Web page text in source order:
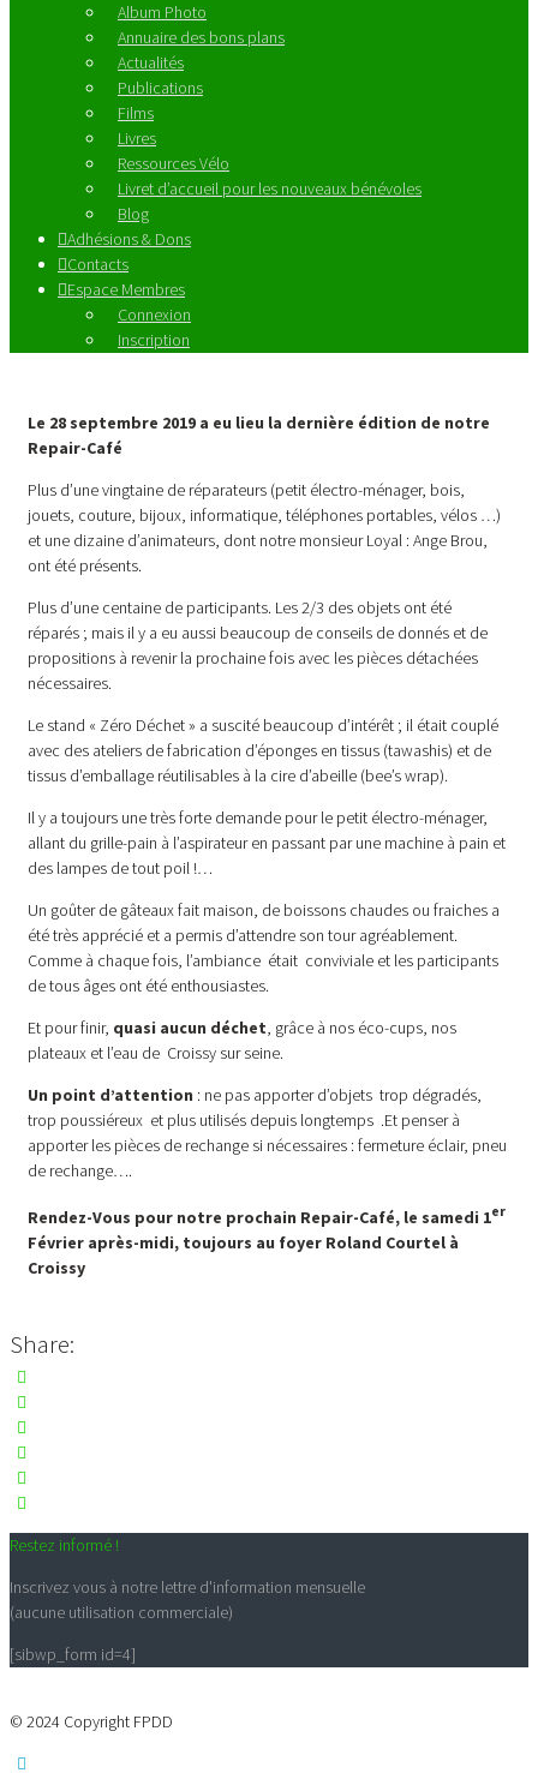
Album Photo
Annuaire des bons plans
Actualités
Publications
Films
Livres
Ressources Vélo
Livret d’accueil pour les nouveaux bénévoles
Blog
Adhésions & Dons
Contacts
Espace Membres
Connexion
Inscription
Le 28 septembre 2019 a eu lieu la dernière édition de notre
Repair-Café
Plus d’une vingtaine de réparateurs (petit électro-ménager, bois,
jouets, couture, bijoux, informatique, téléphones portables, vélos …)
et une dizaine d’animateurs, dont notre monsieur Loyal : Ange Brou,
ont été présents.
Plus d’une centaine de participants. Les 2/3 des objets ont été
réparés ; mais il y a eu aussi beaucoup de conseils de donnés et de
propositions à revenir la prochaine fois avec les pièces détachées
nécessaires.
Le stand « Zéro Déchet » a suscité beaucoup d’intérêt ; il était couplé
avec des ateliers de fabrication d’éponges en tissus (tawashis) et de
tissus d’emballage réutilisables à la cire d’abeille (bee’s wrap).
Il y a toujours une très forte demande pour le petit électro-ménager,
allant du grille-pain à l’aspirateur en passant par une machine à pain et
des lampes de tout poil !…
Un goûter de gâteaux fait maison, de boissons chaudes ou fraiches a
été très apprécié et a permis d’attendre son tour agréablement.
Comme à chaque fois, l’ambiance était conviviale et les participants
de tous âges ont été enthousiastes.
Et pour finir, quasi aucun déchet, grâce à nos éco-cups, nos
plateaux et l’eau de Croissy sur seine.
Un point d’attention : ne pas apporter d’objets trop dégradés,
trop poussiéreux et plus utilisés depuis longtemps .Et penser à
apporter les pièces de rechange si nécessaires : fermeture éclair, pneu
de rechange….
Rendez-Vous pour notre prochain Repair-Café, le samedi 1er
Février après-midi, toujours au foyer Roland Courtel à
Croissy
Share:
Restez informé !
Inscrivez vous à notre lettre d'information mensuelle
(aucune utilisation commerciale)
[sibwp_form id=4]
© 2024 Copyright FPDD